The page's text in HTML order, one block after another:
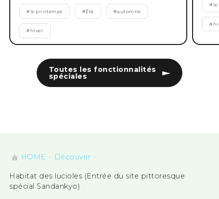
Toutes les fonctionnalités
spéciales
# le printemps #Été #automne
# hiver
# le
#
HOME Découvrir
Habitat des lucioles (Entrée du site pittoresque
spécial Sandankyo)